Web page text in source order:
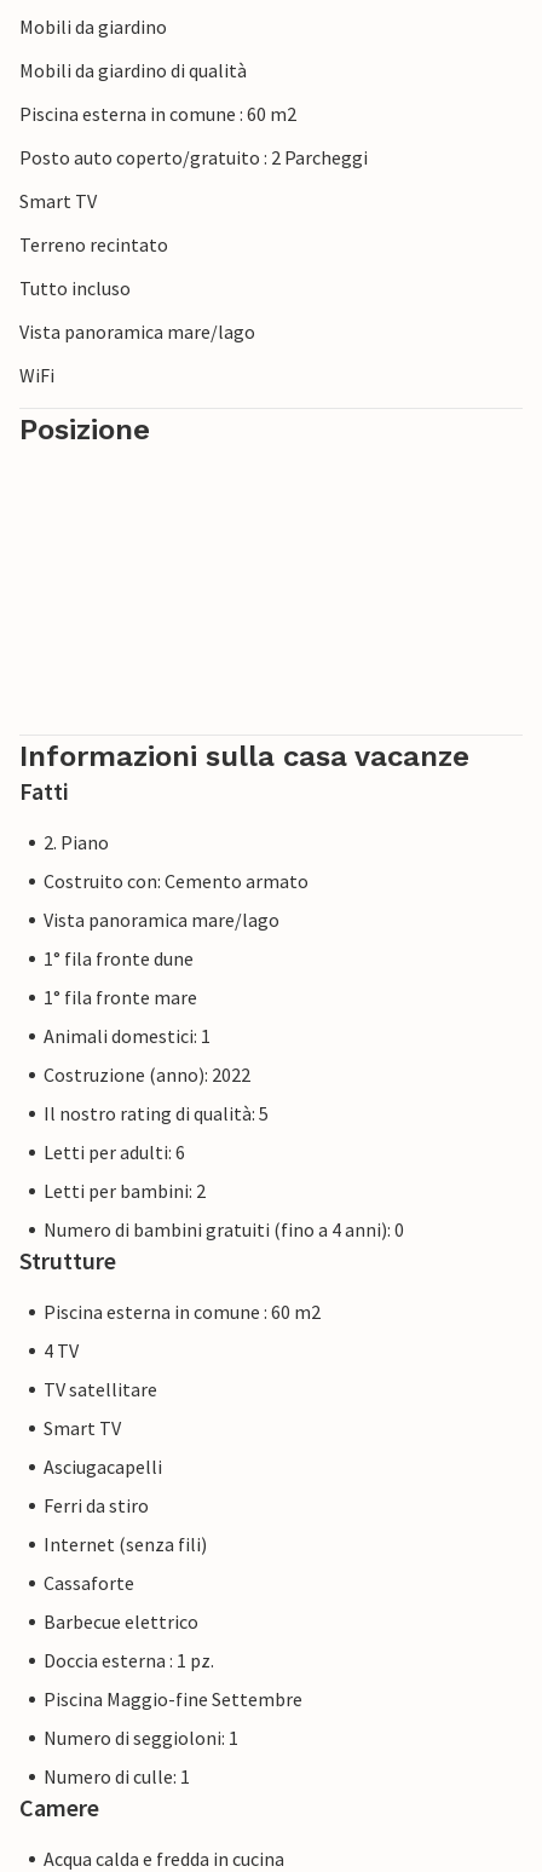
giro in bicicletta o praticare la vela, l'escursionismo o
Una vacanza indimenticabile vi aspetta in questa
Mobili da giardino
Mobili da giardino di qualità
Piscina esterna in comune : 60 m2
Posto auto coperto/gratuito : 2 Parcheggi
Smart TV
Terreno recintato
Tutto incluso
Vista panoramica mare/lago
WiFi
Posizione
Informazioni sulla casa vacanze
Fatti
2. Piano
Costruito con: Cemento armato
Vista panoramica mare/lago
1° fila fronte dune
1° fila fronte mare
Animali domestici: 1
Costruzione (anno): 2022
Il nostro rating di qualità: 5
Letti per adulti: 6
Letti per bambini: 2
Numero di bambini gratuiti (fino a 4 anni): 0
Strutture
Piscina esterna in comune : 60 m2
4 TV
TV satellitare
Smart TV
Asciugacapelli
Ferri da stiro
Internet (senza fili)
Cassaforte
Barbecue elettrico
Doccia esterna : 1 pz.
Piscina Maggio-fine Settembre
Numero di seggioloni: 1
Numero di culle: 1
Camere
Acqua calda e fredda in cucina